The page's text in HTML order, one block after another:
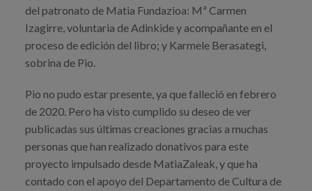
Trabaja con nosotros
Canal de denuncias
del patronato de Matia Fundazioa: Mª Carmen
Izagirre, voluntaria de Adinkide y acompañante en el
proceso de edición del libro; y Karmele Berasategi,
sobrina de Pio.
Pio no pudo estar presente, ya que falleció en febrero
de 2020. Pero ha visto cumplido su deseo de ver
publicadas sus últimas creaciones gracias a muchas
personas que han realizado donativos para este
proyecto impulsado desde MatiaZaleak, y que ha
contado con el apoyo del Departamento de Cultura de